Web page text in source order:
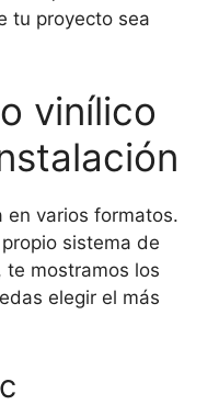
tu proyecto sea
vinílico
en varios formatos.
sistema de
te mostramos los
elegir el más